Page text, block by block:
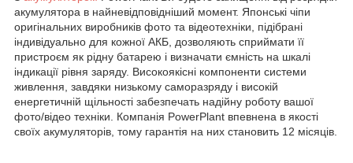
акумулятора в найневідповідніший момент. Японські чіпи
оригінальних виробників фото та відеотехніки, підібрані
індивідуально для кожної АКБ, дозволяють сприймати її
пристроєм як рідну батарею і визначати ємність на шкалі
індикації рівня заряду. Високоякісні компоненти системи
живлення, завдяки низькому саморазряду і високій
енергетичній щільності забезпечать надійну роботу вашої
фото/відео техніки. Компанія PowerPlant впевнена в якості
своїх акумуляторів, тому гарантія на них становить 12 місяців.